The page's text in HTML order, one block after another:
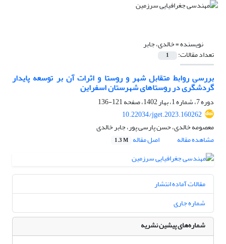
نویسنده =خالدی، جابر
تعداد مقالات: 1
بررسی روابط متقابل شهر و روستا و اثرات آن بر توسعه پایدار
گردشگری در روستاهای شهرستان اسفراین
دوره 7، شماره 1، بهار 1402، صفحه
121-136
10.22034/jget.2023.160262
معصومه خالدی، حسن پارسی پور، جابر خالدی
مشاهده مقاله
اصل مقاله 1.3 M
مقالات آماده انتشار
شماره جاری
شماره‌های پیشین نشریه